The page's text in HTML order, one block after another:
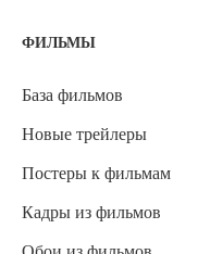
ФИЛЬМЫ
База фильмов
Новые трейлеры
Постеры к фильмам
Кадры из фильмов